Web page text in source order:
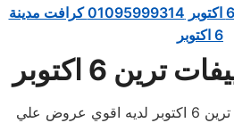
رقم صيانة تكييفات كرافت 6 اكتوبر 01095999314 كرافت مدينة
6 اكتوبر
6 اكتوبر
علي